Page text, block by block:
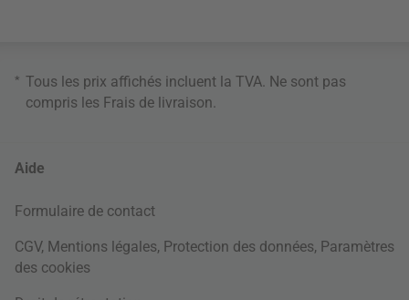
* Tous les prix affichés incluent la TVA. Ne sont pas
compris les Frais de livraison
Aide
Formulaire de contact
CGV, Mentions légales, Protection des données, Paramètres
des cookies